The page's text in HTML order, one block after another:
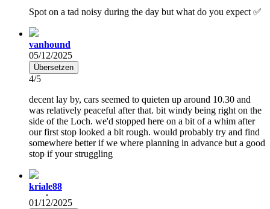
Spot on a tad noisy during the day but what do you expect ✅
vanhound
05/12/2025
Übersetzen
4/5
decent lay by, cars seemed to quieten up around 10.30 and
was relatively peaceful after that. bit windy being right on the
side of the Loch. we'd stopped here on a bit of a whim after
our first stop looked a bit rough. would probably try and find
somewhere better if we where planning in advance but a good
stop if your struggling
kriale88
01/12/2025